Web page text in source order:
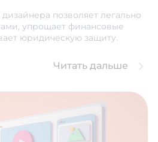
позволяет легально
упрощает финансовые
юридическую защиту.
Читать дальше